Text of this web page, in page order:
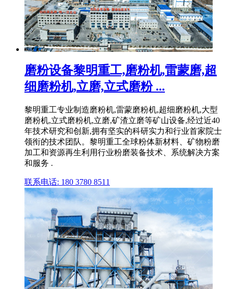
磨粉设备黎明重工,磨粉机,雷蒙磨,超
细磨粉机,立磨,立式磨粉 ...
黎明重工专业制造磨粉机,雷蒙磨粉机,超细磨粉机,大型
磨粉机,立式磨粉机,立磨,矿渣立磨等矿山设备,经过近40
年技术研究和创新,拥有坚实的科研实力和行业首家院士
领衔的技术团队。黎明重工全球粉体新材料、矿物粉磨
加工和资源再生利用行业粉磨装备技术、系统解决方案
和服务 .
联系电话: 180 3780 8511